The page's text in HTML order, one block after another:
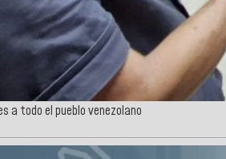
a todo el pueblo venezolano